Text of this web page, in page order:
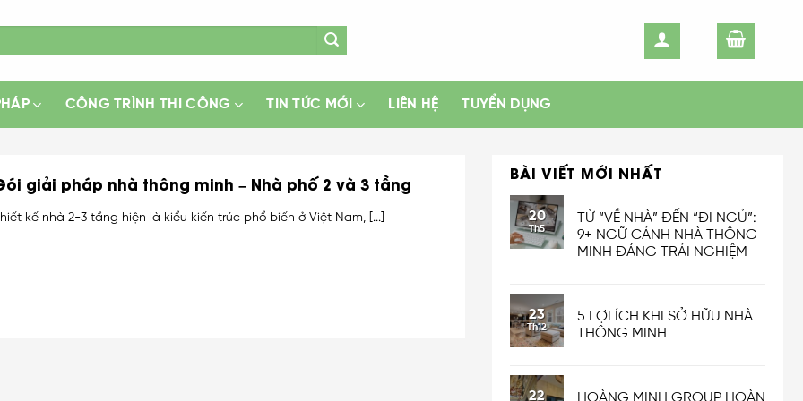
CÔNG TRÌNH THI CÔNG TIN TỨC MỚI LIÊN HỆ TUYỂN DỤNG
giải pháp nhà thông minh – Nhà phố 2 và 3 tầng
kế nhà 2-3 tầng hiện là kiểu kiến trúc phổ biến ở Việt Nam, [...]
BÀI VIẾT MỚI NHẤT
20
Th5
TỪ “VỀ NHÀ” ĐẾN “ĐI NGỦ”:
9+ NGỮ CẢNH NHÀ THÔNG
MINH ĐÁNG TRẢI NGHIỆM
23
Th12
5 LỢI ÍCH KHI SỞ HỮU NHÀ
THÔNG MINH
22
HOÀNG MINH GROUP HOÀN